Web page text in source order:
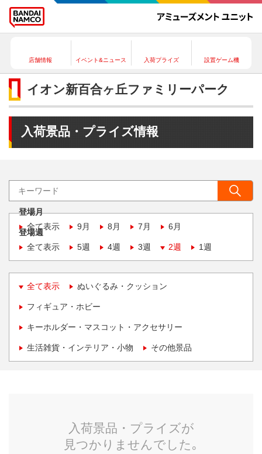
店舗情報 イベント&ニュース 入荷プライズ 設置ゲーム機
イオン新百合ヶ丘ファミリーパーク
入荷景品・プライズ情報
登場月
全て表示
9月 8月 7月 6月
登場週
全て表示
5週 4週 3週 2週 1週
全て表示 ぬいぐるみ・クッション
フィギュア・ホビー
キーホルダー・マスコット・アクセサリー
生活雑貨・インテリア・小物 その他景品